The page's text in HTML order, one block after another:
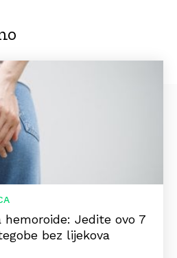
hemoroide: Jedite ovo 7
bez lijekova